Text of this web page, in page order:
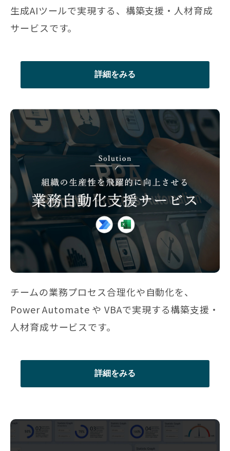
生成AIツールで実現する、構築支援・人材育成
サービスです。
詳細をみる
チームの業務プロセス合理化や自動化を、
Power Automate や VBAで実現する構築支援・
人材育成サービスです。
詳細をみる